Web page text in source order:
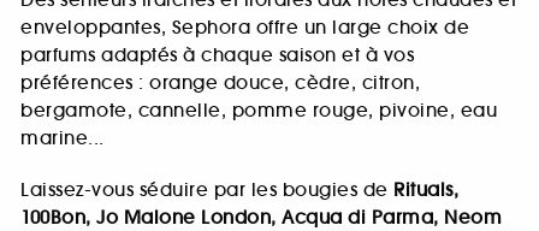
enveloppantes, Sephora offre un large choix de
parfums adaptés à chaque saison et à vos
préférences : orange douce, cèdre, citron,
bergamote, cannelle, pomme rouge, pivoine, eau
marine...
Laissez-vous séduire par les bougies de Rituals,
100Bon, Jo Malone London, Acqua di Parma, Neom